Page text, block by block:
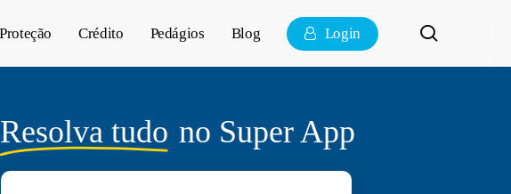
Proteção Crédito Pedágios Blog Login
Resolva tudo no Super App